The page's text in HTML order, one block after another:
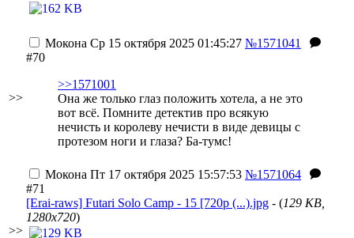
>>
Мокона Ср 15 октября 2025 01:45:27 №1571041
#70
>>1571001
Она же только глаз положить хотела, а не это
вот всё. Помните детектив про всякую
нечисть и королеву нечисти в виде девицы с
протезом ноги и глаза? Ба-тумс!
>>
Мокона Пт 17 октября 2025 15:57:53 №1571064
#71
[Erai-raws] Futari Solo Camp - 15 [720p (...).jpg - (129 KB,
1280x720)